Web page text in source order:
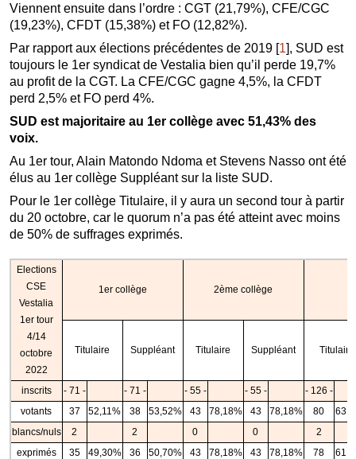
Viennent ensuite dans l’ordre : CGT (21,79%), CFE/CGC
(19,23%), CFDT (15,38%) et FO (12,82%).
Par rapport aux élections précédentes de 2019[1], SUD est
toujours le 1er syndicat de Vestalia bien qu’il perde 19,7%
au profit de la CGT. La CFE/CGC gagne 4,5%, la CFDT
perd 2,5% et FO perd 4%.
SUD est majoritaire au 1er collège avec 51,43% des
voix.
Au 1er tour, Alain Matondo Ndoma et Stevens Nasso ont été
élus au 1er collège Suppléant sur la liste SUD.
Pour le 1er collège Titulaire, il y aura un second tour à partir
du 20 octobre, car le quorum n’a pas été atteint avec moins
de 50% de suffrages exprimés.
Elections
CSE
Vestalia
1er tour
4/14
octobre
2022
1er collège 2ème collège
Titulaire Suppléant Titulaire Suppléant Titulaire
inscrits - 71 - - 71 - - 55 - - 55 -
- 126 -
votants
37 52,11% 38 53,52% 43 78,18% 43 78,18% 80
blancs/nuls
2 2 0 0
2
exprimés
35 49,30% 36 50,70% 43 78,18% 43 78,18% 78